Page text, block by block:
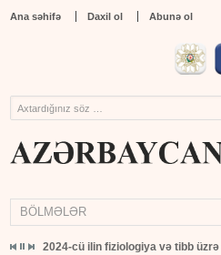
Ana səhifə Daxil ol Abunə ol
BÖLMƏLƏR
2024-cü ilin fiziologiya və tibb üzrə